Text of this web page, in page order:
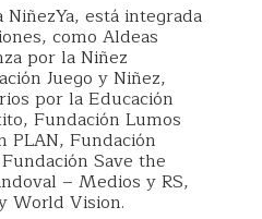
está integrada
como Aldeas
por la Niñez
Juego y Niñez,
por la Educación
Fundación Lumos
PLAN, Fundación
Save the
– Medios y RS,
World Vision.